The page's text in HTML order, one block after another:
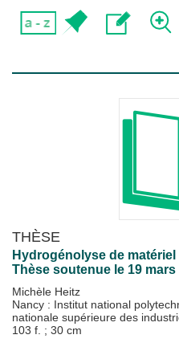
THÈSE
Hydrogénolyse de
Thèse soutenue le 19 mars
Michèle Heitz
Nancy : Institut national
nationale supérieure des
103 f. ; 30 cm